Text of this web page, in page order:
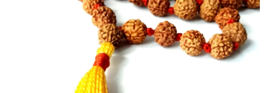
Encens en résine
Encens Bâtonnets
Encens en cônes